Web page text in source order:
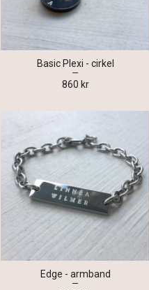
Basic Plexi - cirkel
860 kr
Edge - armband